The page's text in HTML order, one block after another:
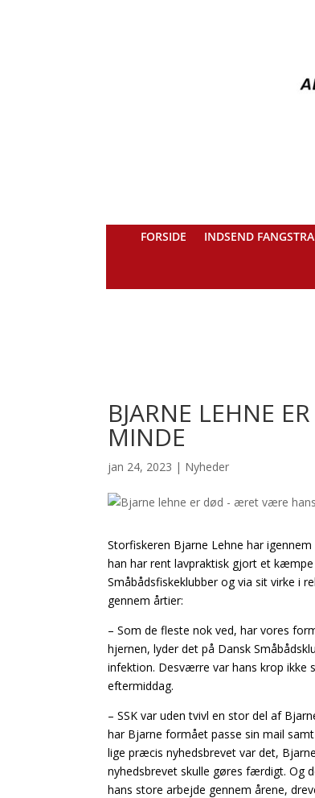
FORSIDE INDSEND
BJARNE LEHNE
MINDE
jan 24, 2023 | Nyheder
Storfiskeren Bjarne Lehne har
han har rent lavpraktisk gjort et
Småbådsfiskeklubber og via sit virke i
gennem årtier:
– Som de fleste nok ved, har vores
hjernen, lyder det på Dansk
infektion. Desværre var hans krop ikke
eftermiddag.
– SSK var uden tvivl en stor del af
har Bjarne formået passe sin mail
lige præcis nyhedsbrevet var det,
nyhedsbrevet skulle gøres færdigt. Og
hans store arbejde gennem årene,